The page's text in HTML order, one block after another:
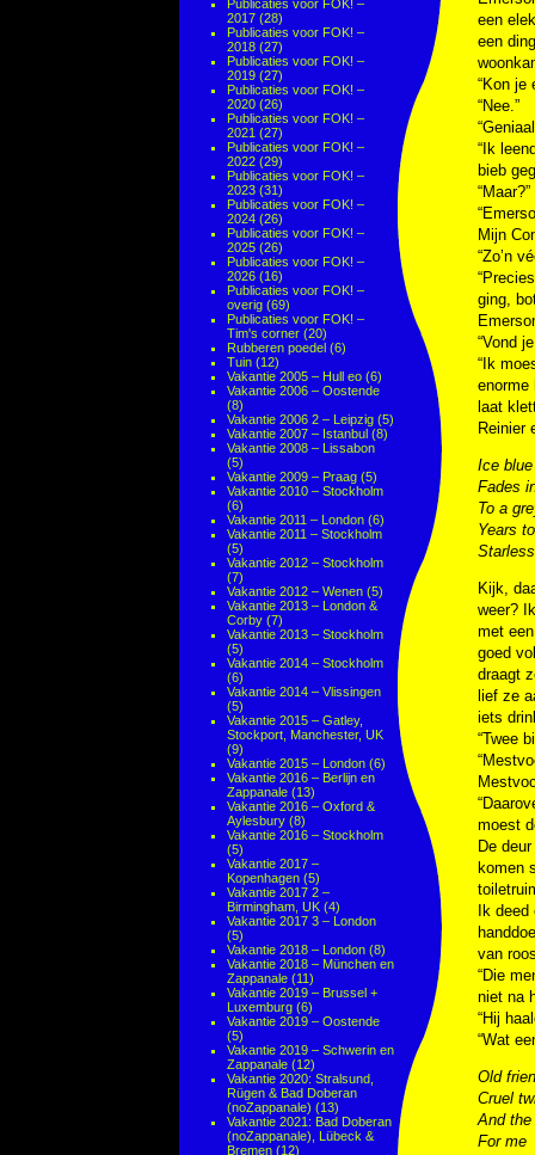
Publicaties voor FOK! –
2017 (28)
Publicaties voor FOK! –
2018 (27)
Publicaties voor FOK! –
2019 (27)
Publicaties voor FOK! –
2020 (26)
Publicaties voor FOK! –
2021 (27)
Publicaties voor FOK! –
2022 (29)
Publicaties voor FOK! –
2023 (31)
Publicaties voor FOK! –
2024 (26)
Publicaties voor FOK! –
2025 (26)
Publicaties voor FOK! –
2026 (16)
Publicaties voor FOK! –
overig (69)
Publicaties voor FOK! –
Tim's corner (20)
Rubberen poedel (6)
Tuin (12)
Vakantie 2005 – Hull eo (6)
Vakantie 2006 – Oostende
(8)
Vakantie 2006 2 – Leipzig (5)
Vakantie 2007 – Istanbul (8)
Vakantie 2008 – Lissabon
(5)
Vakantie 2009 – Praag (5)
Vakantie 2010 – Stockholm
(6)
Vakantie 2011 – London (6)
Vakantie 2011 – Stockholm
(5)
Vakantie 2012 – Stockholm
(7)
Vakantie 2012 – Wenen (5)
Vakantie 2013 – London &
Corby (7)
Vakantie 2013 – Stockholm
(5)
Vakantie 2014 – Stockholm
(6)
Vakantie 2014 – Vlissingen
(5)
Vakantie 2015 – Gatley,
Stockport, Manchester, UK
(9)
Vakantie 2015 – London (6)
Vakantie 2016 – Berlijn en
Zappanale (13)
Vakantie 2016 – Oxford &
Aylesbury (8)
Vakantie 2016 – Stockholm
(5)
Vakantie 2017 –
Kopenhagen (5)
Vakantie 2017 2 –
Birmingham, UK (4)
Vakantie 2017 3 – London
(5)
Vakantie 2018 – London (8)
Vakantie 2018 – München en
Zappanale (11)
Vakantie 2019 – Brussel +
Luxemburg (6)
Vakantie 2019 – Oostende
(5)
Vakantie 2019 – Schwerin en
Zappanale (12)
Vakantie 2020: Stralsund,
Rügen & Bad Doberan
(noZappanale) (13)
Vakantie 2021: Bad Doberan
(noZappanale), Lübeck &
Bremen (12)
een
een
“Kon je
“Nee.”
“Ik
bieb
“Maar?”
Mijn
“Zo’n
ging,
“Vond
“Ik
enorme
laat
Reinier
Ice
Fades
To a
Years
Kijk,
weer?
met
goed
draagt
lief ze
iets
“Twee
moest
De
komen
Ik
van
“Die
niet na
“Hij
“Wat
Old
Cruel
And
For me